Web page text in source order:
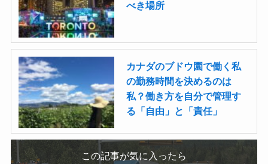
べき場所
カナダのブドウ園で働く私
の勤務時間を決めるのは
私？働き方を自分で管理す
る「自由」と「責任」
この記事が気に入ったら